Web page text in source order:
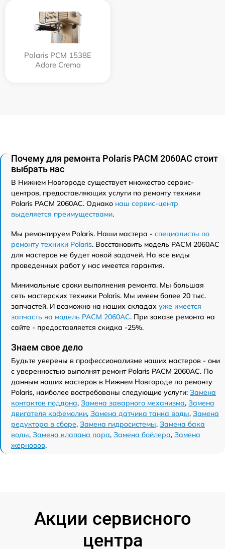
Polaris PCM 1538E
Adore Crema
Почему для ремонта Polaris PACM 2060AC стоит
выбрать нас
В Нижнем Новгороде существует множество сервис-
центров, предоставляющих услуги по ремонту техники
Polaris PACM 2060AC. Однако наш сервис-центр
выделяется преимуществами.
Мы ремонтируем Polaris. Наши мастера - специалисты по
ремонту техники Polaris. Восстановить модель PACM 2060AC
для мастеров не будет новой задачей. На все виды
проведенных работ у нас имеется гарантия.
Минимальные сроки выполнения ремонта. Мы большая
сеть мастерских техники Polaris. Мы имеем более 20 тыс.
запчастей. И возможно на наших складах уже имеется
запчасть на модель PACM 2060AC. При заказе ремонта на
сайте - предоставляется скидка -25%.
Знаем свое дело
Будьте уверены в профессионализме наших мастеров - они
с уверенностью выполнят ремонт Polaris PACM 2060AC. По
данным наших мастеров в Нижнем Новгороде по ремонту
Polaris, наиболее востребованы следующие услуги: Замена
контактов поддона, Замена заварного механизма, Замена
двигателя кофемолки, Замена датчика танка воды, Замена
редуктора в сборе, Замена гидросистемы, Замена бака
воды, Замена клапана пара, Замена бойлера, Замена
жерновов.
Акции сервисного
центра